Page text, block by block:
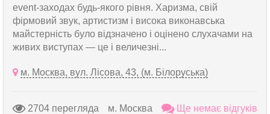
event-заходах будь-якого рівня. Харизма, свій
фірмовий звук, артистизм і висока виконавська
майстерність було відзначено і оцінено слухачами на
живих виступах — це і величезні...
м. Москва, вул. Лісова, 43, (м. Білоруська)
2704 перегляда м. Москва Ще немає відгуків